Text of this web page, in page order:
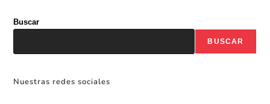
Buscar
BUSCAR
Nuestras redes sociales